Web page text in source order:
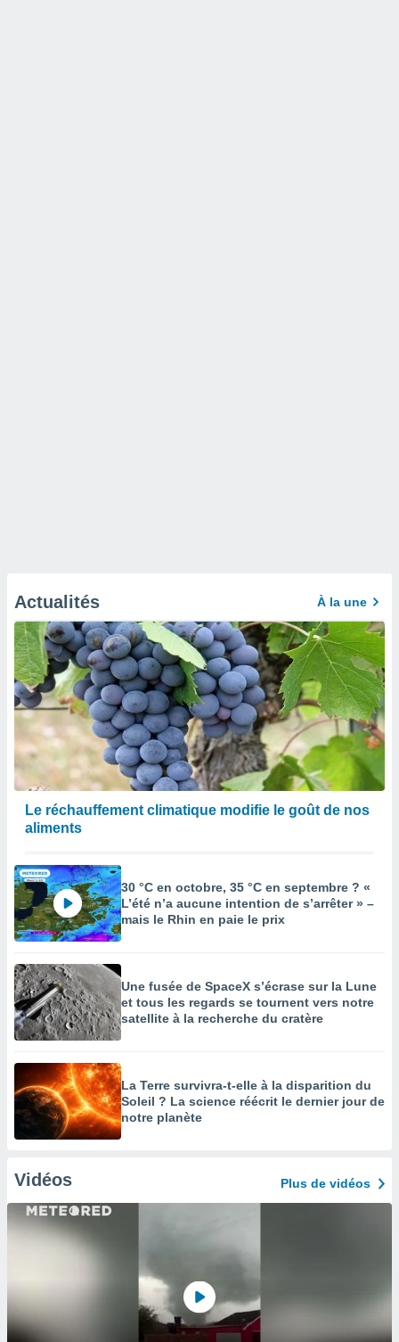
Actualités À la une
Le réchauffement climatique modifie le goût de nos
aliments
30 °C en octobre, 35 °C en septembre ? «
L’été n’a aucune intention de s’arrêter » –
mais le Rhin en paie le prix
Une fusée de SpaceX s’écrase sur la Lune
et tous les regards se tournent vers notre
satellite à la recherche du cratère
La Terre survivra-t-elle à la disparition du
Soleil ? La science réécrit le dernier jour de
notre planète
Vidéos Plus de vidéos